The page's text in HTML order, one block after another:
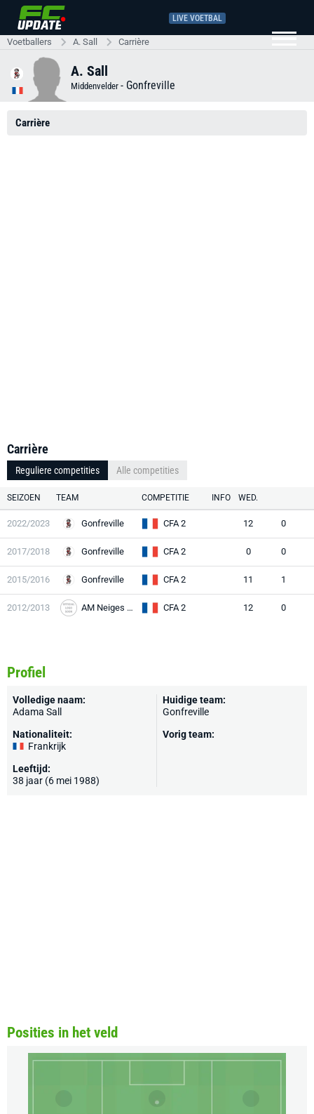
LIVE VOETBAL
Voetballers A. Sall Carrière
A. Sall
Middenvelder - Gonfreville
Carrière
Carrière
Reguliere competities Alle competities
SEIZOEN TEAM COMPETITIE INFO WED.
2022/2023 Gonfreville CFA 2 12 0
2017/2018 Gonfreville CFA 2 0 0
2015/2016 Gonfreville CFA 2 11 1
2012/2013 AM Neiges Le Havre CFA 2 12 0
Profiel
Volledige naam:
Adama Sall
Nationaliteit:
Frankrijk
Leeftijd:
38 jaar (6 mei 1988)
Huidige team:
Gonfreville
Vorig team:
Posities in het veld